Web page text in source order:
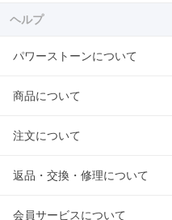
ヘルプ
パワーストーンについて
商品について
注文について
返品・交換・修理について
会員サービスについて